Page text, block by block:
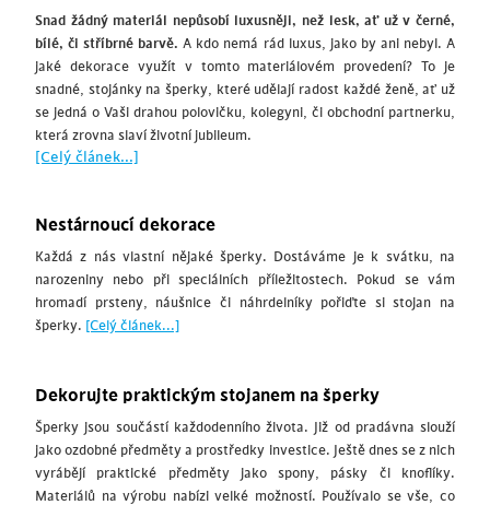
Snad žádný materiál nepůsobí luxusněji, než lesk, ať už v černé,
bílé, či stříbrné barvě. A kdo nemá rád luxus, jako by ani nebyl. A
jaké dekorace využít v tomto materiálovém provedení? To je
snadné, stojánky na šperky, které udělají radost každé ženě, ať už
se jedná o Vaši drahou polovičku, kolegyni, či obchodní partnerku,
která zrovna slaví životní jubileum.
[Celý článek...]
Nestárnoucí dekorace
Každá z nás vlastní nějaké šperky. Dostáváme je k svátku, na
narozeniny nebo při speciálních příležitostech. Pokud se vám
hromadí prsteny, náušnice či náhrdelníky pořiďte si stojan na
šperky. [Celý článek...]
Dekorujte praktickým stojanem na šperky
Šperky jsou součástí každodenního života. Již od pradávna slouží
jako ozdobné předměty a prostředky investice. Ještě dnes se z nich
vyrábějí praktické předměty jako spony, pásky či knoflíky.
Materiálů na výrobu nabízi velké možností. Používalo se vše, co